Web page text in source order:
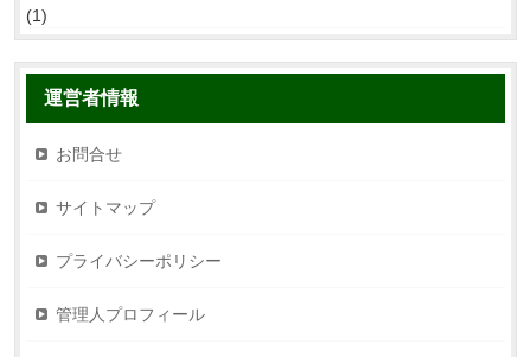
(1)
運営者情報
お問合せ
サイトマップ
プライバシーポリシー
管理人プロフィール